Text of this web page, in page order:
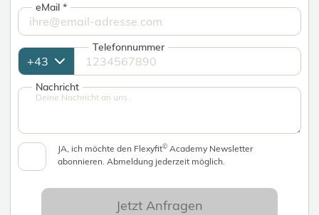
eMail*
Telefonnummer
Nachricht
JA, ich möchte den Flexyfit© Academy Newsletter
abonnieren. Abmeldung jederzeit möglich.
Jetzt Anfragen